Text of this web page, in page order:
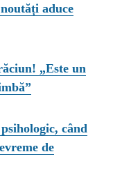
aduce
„Este un
când
de